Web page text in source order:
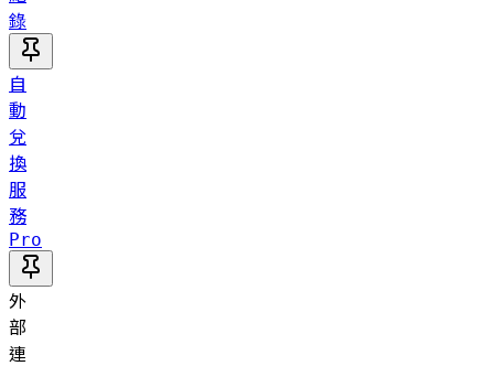
錄
自
動
兌
換
服
務
Pro
外
部
連